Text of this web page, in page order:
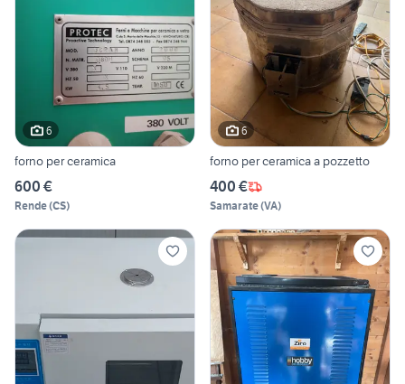
6
forno per ceramica
600 €
Rende(CS)
6
forno per ceramica a pozzetto
400 €
Samarate(VA)